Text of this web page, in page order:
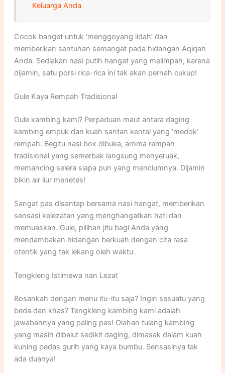
Keluarga Anda
Cocok banget untuk ‘menggoyang lidah’ dan
memberikan sentuhan semangat pada hidangan Aqiqah
Anda. Sediakan nasi putih hangat yang melimpah, karena
dijamin, satu porsi rica-rica ini tak akan pernah cukup!
Gule Kaya Rempah Tradisional
Gule kambing kami? Perpaduan maut antara daging
kambing empuk dan kuah santan kental yang ‘medok’
rempah. Begitu nasi box dibuka, aroma rempah
tradisional yang semerbak langsung menyeruak,
memancing selera siapa pun yang menciumnya. Dijamin
bikin air liur menetes!
Sangat pas disantap bersama nasi hangat, memberikan
sensasi kelezatan yang menghangatkan hati dan
memuaskan. Gule, pilihan jitu bagi Anda yang
mendambakan hidangan berkuah dengan cita rasa
otentik yang tak lekang oleh waktu.
Tengkleng Istimewa nan Lezat
Bosankah dengan menu itu-itu saja? Ingin sesuatu yang
beda dan khas? Tengkleng kambing kami adalah
jawabannya yang paling pas! Olahan tulang kambing
yang masih dibalut sedikit daging, dimasak dalam kuah
kuning pedas gurih yang kaya bumbu. Sensasinya tak
ada duanya!